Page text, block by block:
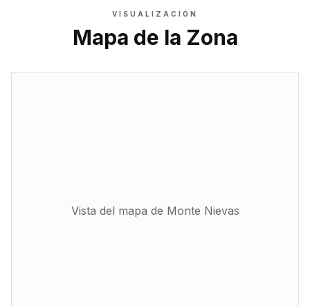
VISUALIZACIÓN
Mapa de la Zona
Vista del mapa de Monte Nievas